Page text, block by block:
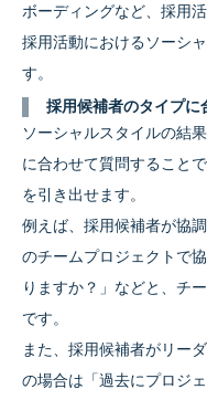
ボーディングなど、採用
採用活動におけるソーシ
す。
採用候補者のタイプに
ソーシャルスタイルの結
に合わせて質問すること
を引き出せます。
例えば、採用候補者が協
のチームプロジェクトで
りますか？」などと、チ
です。
また、採用候補者がリー
の場合は「過去にプロジ